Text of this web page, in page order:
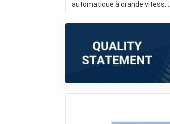
automatique à grande vitesse
de contrat de la machine à